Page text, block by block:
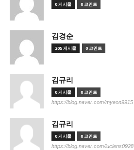
0 게시물 0 코멘트
김경순
205 게시물 0 코멘트
김규리
0 게시물 0 코멘트
https://blog.naver.com/myeon9915
김규리
0 게시물 0 코멘트
https://blog.naver.com/luciens0928